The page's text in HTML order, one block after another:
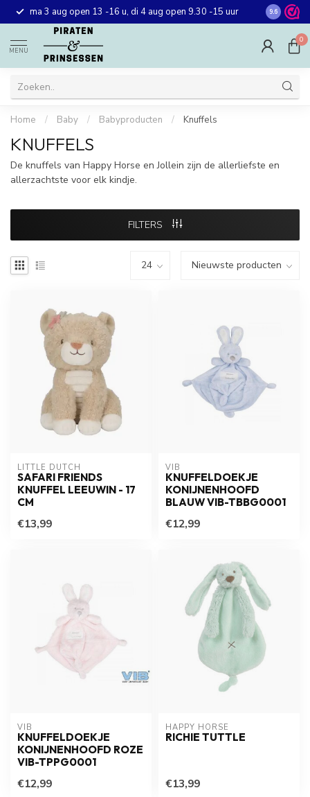
ma 3 aug open 13 -16 u, di 4 aug open 9.30 -15 uur Gratis
winkel in
9.6
MENU
0
Home / Baby / Babyproducten / Knuffels
KNUFFELS
De knuffels van Happy Horse en Jollein zijn de allerliefste en
allerzachtste voor elk kindje.
FILTERS
LITTLE DUTCH
SAFARI FRIENDS
KNUFFEL LEEUWIN - 17
CM
€13,99
VIB
KNUFFELDOEKJE
KONIJNENHOOFD
BLAUW VIB-TBBG0001
€12,99
VIB
KNUFFELDOEKJE
KONIJNENHOOFD ROZE
VIB-TPPG0001
€12,99
HAPPY HORSE
RICHIE TUTTLE
€13,99